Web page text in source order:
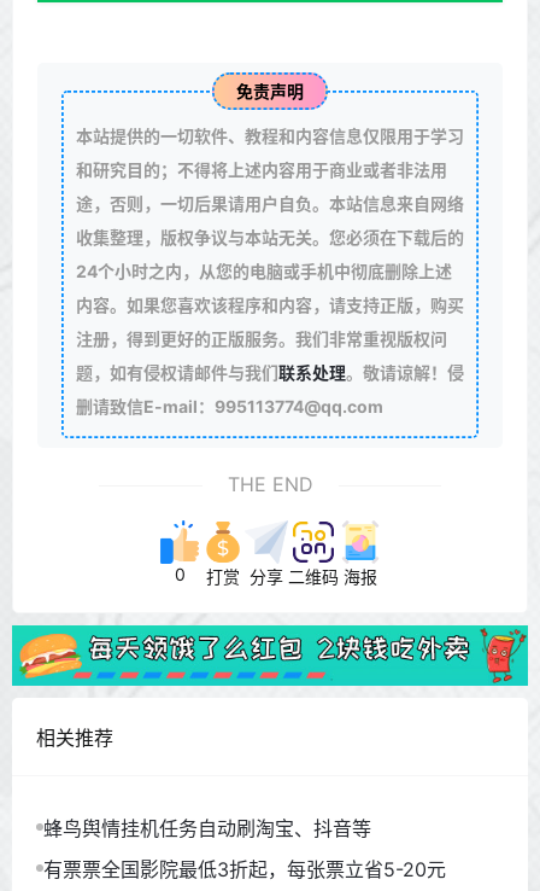
免责声明
本站提供的一切软件、教程和内容信息仅限用于学习
和研究目的；不得将上述内容用于商业或者非法用
途，否则，一切后果请用户自负。本站信息来自网络
收集整理，版权争议与本站无关。您必须在下载后的
24个小时之内，从您的电脑或手机中彻底删除上述
内容。如果您喜欢该程序和内容，请支持正版，购买
注册，得到更好的正版服务。我们非常重视版权问
题，如有侵权请邮件与我们联系处理。敬请谅解！侵
删请致信E-mail：995113774@qq.com
THE END
0 打赏 分享 二维码 海报
相关推荐
蜂鸟舆情挂机任务自动刷淘宝、抖音等
有票票全国影院最低3折起，每张票立省5-20元